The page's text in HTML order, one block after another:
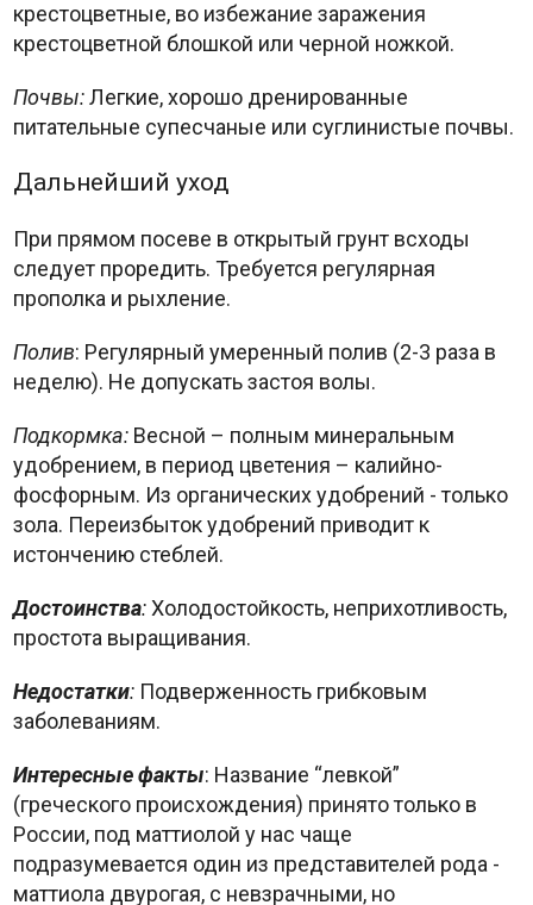
крестоцветные, во избежание заражения
крестоцветной блошкой или черной ножкой.
Почвы:Легкие, хорошо дренированные
питательные супесчаные или суглинистые почвы.
Дальнейший уход
При прямом посеве в открытый грунт всходы
следует проредить. Требуется регулярная
прополка и рыхление.
Полив: Регулярный умеренный полив (2-3 раза в
неделю). Не допускать застоя волы.
Подкормка: Весной – полным минеральным
удобрением, в период цветения – калийно-
фосфорным. Из органических удобрений - только
зола. Переизбыток удобрений приводит к
истончению стеблей.
Достоинства:Холодостойкость, неприхотливость,
простота выращивания.
Недостатки: Подверженность грибковым
заболеваниям.
Интересные факты: Название “левкой”
(греческого происхождения) принято только в
России, под маттиолой у нас чаще
подразумевается один из представителей рода -
маттиола двурогая, с невзрачными, но